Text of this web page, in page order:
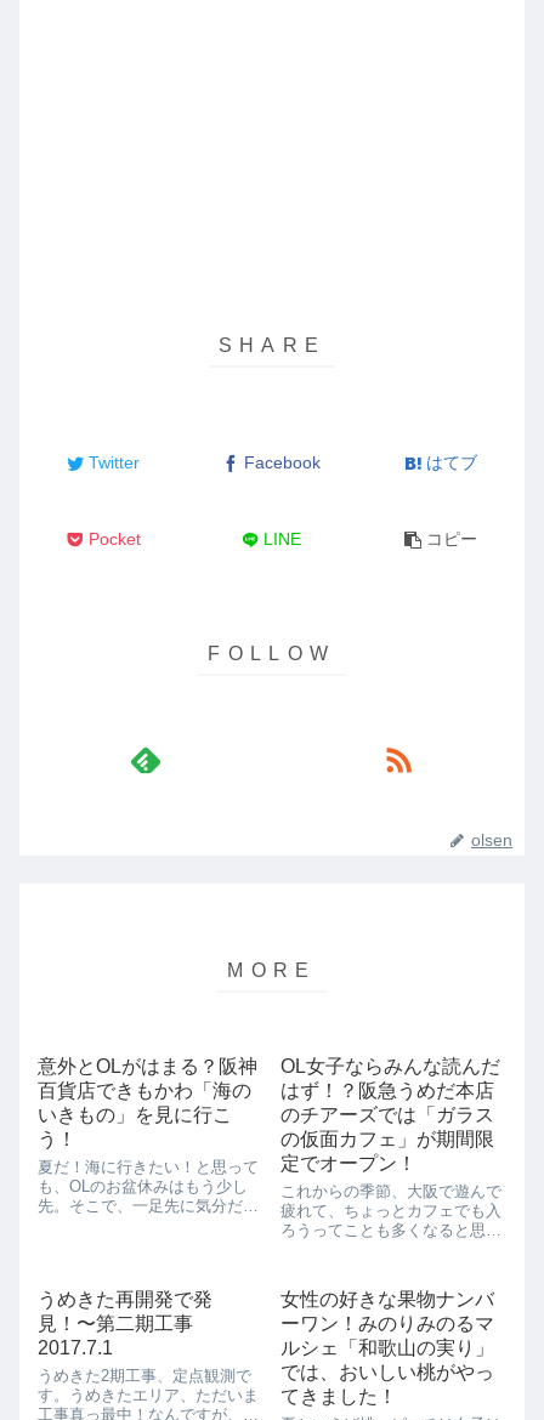
Twitter Facebook はてブ
Pocket LINE コピー
olsen
意外とOLがはまる？阪神
百貨店できもかわ「海の
いきもの」を見に行こ
う！
夏だ！海に行きたい！と思って
も、OLのお盆休みはもう少し
先。そこで、一足先に気分だけ
と海のいきもの」展、なかなか
面白いものが見つ...
OL女子ならみんな読んだ
はず！？阪急うめだ本店
のチアーズでは「ガラス
の仮面カフェ」が期間限
定でオープン！
これからの季節、大阪で遊んで
疲れて、ちょっとカフェでも入
ろうってことも多くなると思い
それは阪急梅田本店の「チアー
ズ カフェ アンド ダイニング」
（CHEER’S CAFE & DINI...
うめきた再開発で発
見！〜第二期工事
2017.7.1
うめきた2期工事、定点観測で
す。うめきたエリア、ただいま
工事真っ最中！なんですが、ち
女性の好きな果物ナンバ
ーワン！みのりみのるマ
ルシェ「和歌山の実り」
では、おいしい桃がやっ
てきました！